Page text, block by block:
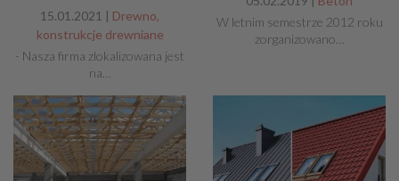
15.01.2021 | Drewno,
konstrukcje drewniane
- Nasza firma zlokalizowana jest
na…
W letnim semestrze 2012 roku
zorganizowano…